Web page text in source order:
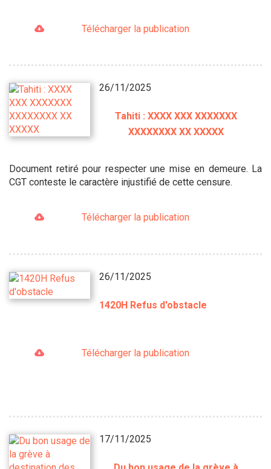
Télécharger la publication
26/11/2025
Tahiti : XXXX XXX XXXXXXX
XXXXXXXX XX XXXXX
Document retiré pour respecter une mise en demeure. La
CGT conteste le caractère injustifié de cette censure.
Télécharger la publication
26/11/2025
1420H Refus d'obstacle
Télécharger la publication
17/11/2025